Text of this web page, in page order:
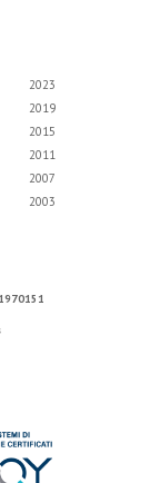
2023
2019
2015
2011
2007
2003